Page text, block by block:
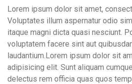
Lorem ipsum dolor sit amet,
Voluptates illum aspernatur odio
itaque magni dicta quasi nesciunt.
voluptatem facere sint aut
laudantium.Lorem ipsum dolor sit
adipisicing elit. Sunt aliquam
delectus rem officia quas quos